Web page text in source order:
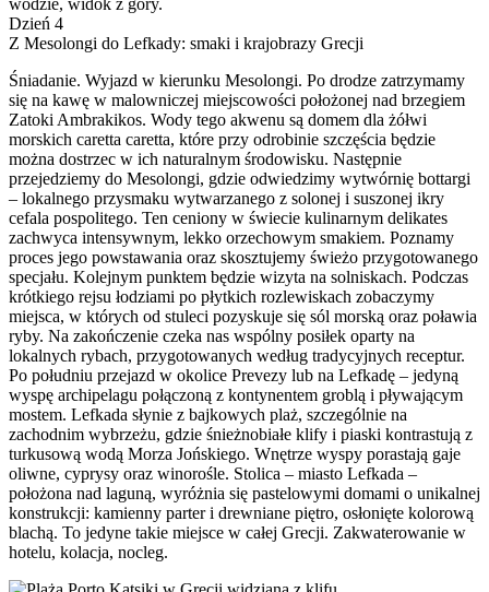
Dzień 4
Z Mesolongi do Lefkady: smaki i krajobrazy Grecji
Śniadanie. Wyjazd w kierunku Mesolongi. Po drodze zatrzymamy
się na kawę w malowniczej miejscowości położonej nad brzegiem
Zatoki Ambrakikos. Wody tego akwenu są domem dla żółwi
morskich caretta caretta, które przy odrobinie szczęścia będzie
można dostrzec w ich naturalnym środowisku. Następnie
przejedziemy do Mesolongi, gdzie odwiedzimy wytwórnię bottargi
– lokalnego przysmaku wytwarzanego z solonej i suszonej ikry
cefala pospolitego. Ten ceniony w świecie kulinarnym delikates
zachwyca intensywnym, lekko orzechowym smakiem. Poznamy
proces jego powstawania oraz skosztujemy świeżo przygotowanego
specjału. Kolejnym punktem będzie wizyta na solniskach. Podczas
krótkiego rejsu łodziami po płytkich rozlewiskach zobaczymy
miejsca, w których od stuleci pozyskuje się sól morską oraz poławia
ryby. Na zakończenie czeka nas wspólny posiłek oparty na
lokalnych rybach, przygotowanych według tradycyjnych receptur.
Po południu przejazd w okolice Prevezy lub na Lefkadę – jedyną
wyspę archipelagu połączoną z kontynentem groblą i pływającym
mostem. Lefkada słynie z bajkowych plaż, szczególnie na
zachodnim wybrzeżu, gdzie śnieżnobiałe klify i piaski kontrastują z
turkusową wodą Morza Jońskiego. Wnętrze wyspy porastają gaje
oliwne, cyprysy oraz winorośle. Stolica – miasto Lefkada –
położona nad laguną, wyróżnia się pastelowymi domami o unikalnej
konstrukcji: kamienny parter i drewniane piętro, osłonięte kolorową
blachą. To jedyne takie miejsce w całej Grecji. Zakwaterowanie w
hotelu, kolacja, nocleg.